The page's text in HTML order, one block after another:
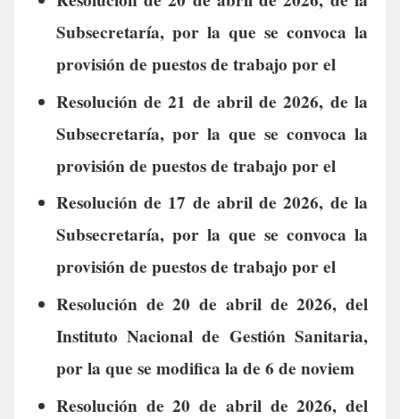
Subsecretaría, por la que se convoca la
provisión de puestos de trabajo por el
Resolución de 21 de abril de 2026, de la
Subsecretaría, por la que se convoca la
provisión de puestos de trabajo por el
Resolución de 17 de abril de 2026, de la
Subsecretaría, por la que se convoca la
provisión de puestos de trabajo por el
Resolución de 20 de abril de 2026, del
Instituto Nacional de Gestión Sanitaria,
por la que se modifica la de 6 de noviem
Resolución de 20 de abril de 2026, del